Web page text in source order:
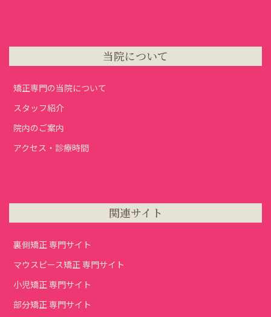
当院について
矯正専門の当院について
スタッフ紹介
院内のご案内
アクセス・診療時間
関連サイト
裏側矯正 専門サイト
マウスピース矯正 専門サイト
小児矯正 専門サイト
部分矯正 専門サイト